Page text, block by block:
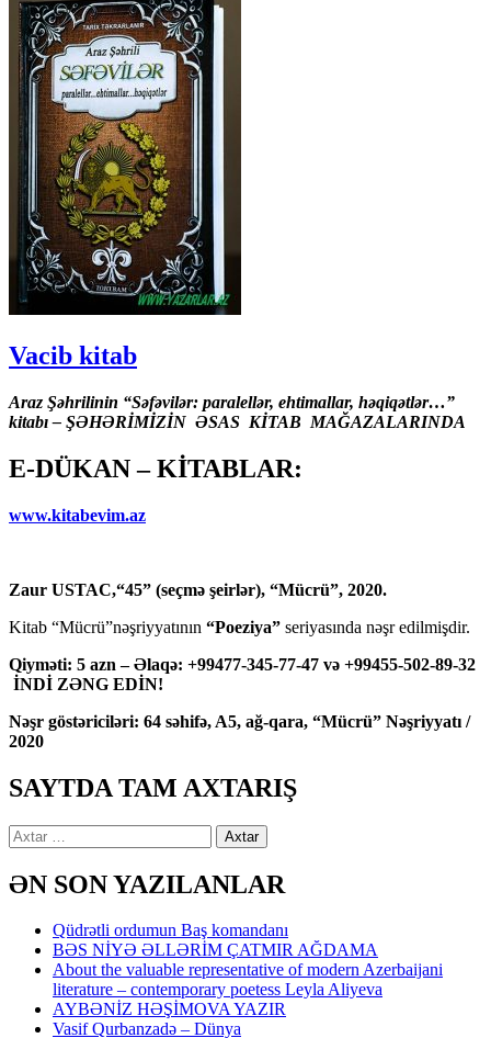
Vacib kitab
Araz Şəhrilinin “Səfəvilər: paralellər, ehtimallar, həqiqətlər…”
kitabı – ŞƏHƏRİMİZİN ƏSAS KİTAB MAĞAZALARINDA
E-DÜKAN – KİTABLAR:
www.kitabevim.az
Zaur USTAC,“45” (seçmə şeirlər), “Mücrü”, 2020.
Kitab “Mücrü”nəşriyyatının “Poeziya” seriyasında nəşr edilmişdir.
Qiyməti: 5 azn – Əlaqə: +99477-345-77-47 və +99455-502-89-32
İNDİ ZƏNG EDİN!
Nəşr göstəriciləri: 64 səhifə, A5, ağ-qara, “Mücrü” Nəşriyyatı /
2020
SAYTDA TAM AXTARIŞ
Axtarış:
ƏN SON YAZILANLAR
Qüdrətli ordumun Baş komandanı
BƏS NİYƏ ƏLLƏRİM ÇATMIR AĞDAMA
About the valuable representative of modern Azerbaijani
literature – contemporary poetess Leyla Aliyeva
AYBƏNİZ HƏŞİMOVA YAZIR
Vasif Qurbanzadə – Dünya